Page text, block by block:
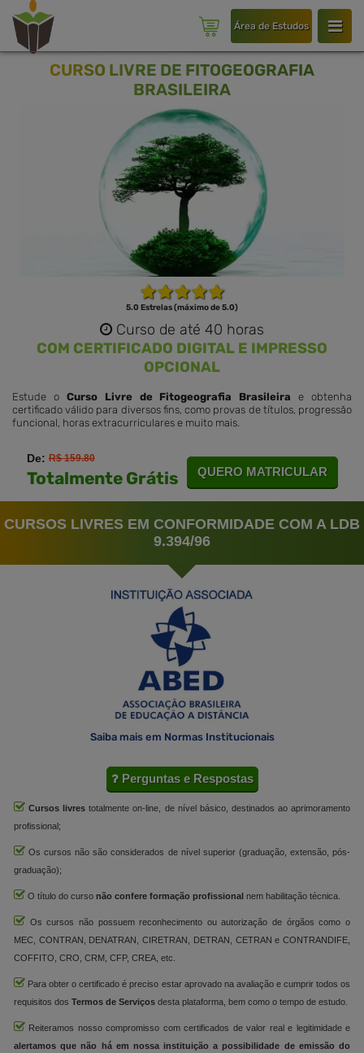
Área de Estudos
CURSO LIVRE DE FITOGEOGRAFIA
BRASILEIRA
5.0 Estrelas (máximo de 5.0)
Curso de até 40 horas
COM CERTIFICADO DIGITAL E IMPRESSO
OPCIONAL
Estude o Curso Livre de Fitogeografia Brasileira e obtenha
certificado válido para diversos fins, como provas de títulos, progressão
funcional, horas extracurriculares e muito mais.
De:R$ 159.80
Totalmente Grátis QUERO MATRICULAR
CURSOS LIVRES EM CONFORMIDADE COM A LDB
9.394/96
Saiba mais em Normas Institucionais
Perguntas e Respostas
Cursos livres totalmente on-line, de nível básico, destinados ao aprimoramento
profissional;
Os cursos não são considerados de nível superior (graduação, extensão, pós-
graduação);
O título do curso não confere formação profissional nem habilitação técnica.
Os cursos não possuem reconhecimento ou autorização de órgãos como o
MEC, CONTRAN, DENATRAN, CIRETRAN, DETRAN, CETRAN e CONTRANDIFE,
COFFITO, CRO, CRM, CFP, CREA, etc.
Para obter o certificado é preciso estar aprovado na avaliação e cumprir todos os
requisitos dos Termos de Serviços desta plataforma, bem como o tempo de estudo.
Reiteramos nosso compromisso com certificados de valor real e legitimidade e
alertamos que não há em nossa instituição a possibilidade de emissão do